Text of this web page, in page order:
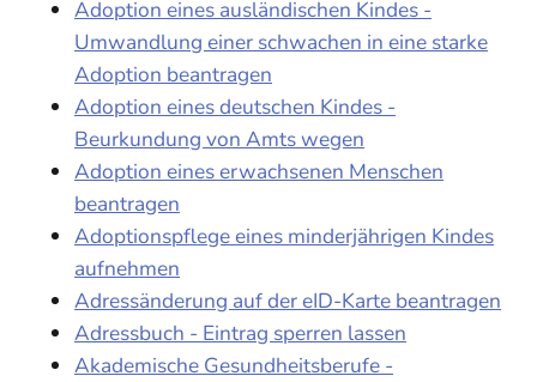
Adoption eines ausländischen Kindes -
Umwandlung einer schwachen in eine starke
Adoption beantragen
Adoption eines deutschen Kindes -
Beurkundung von Amts wegen
Adoption eines erwachsenen Menschen
beantragen
Adoptionspflege eines minderjährigen Kindes
aufnehmen
Adressänderung auf der eID-Karte beantragen
Adressbuch - Eintrag sperren lassen
Akademische Gesundheitsberufe -